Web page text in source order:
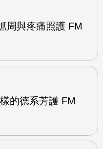
周與疼痛照護 FM
的德系芳護 FM